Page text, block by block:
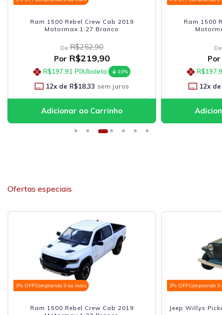
Ram 1500 Rebel Crew Cab 2019
Motormax 1:27 Branco
De R$252,90
Por R$219,90
R$197,91 PIX/boleto 10%
12x de R$18,33 sem juros
Ram 1500
De
Por
12x de
Ofertas especiais
3% OFFComprando 3 ou mais
Ram 1500 Rebel Crew Cab 2019
3% OFFComprando 3
Jeep Willys